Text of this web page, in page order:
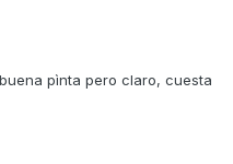
pìnta pero claro, cuesta